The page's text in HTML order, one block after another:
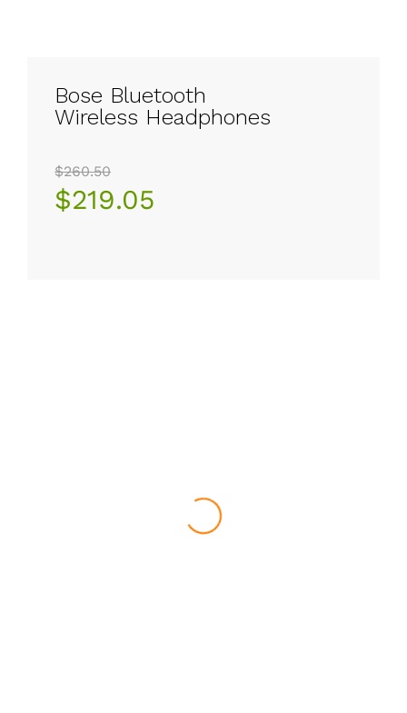
Bose Bluetooth
Wireless Headphones
$260.50
$219.05